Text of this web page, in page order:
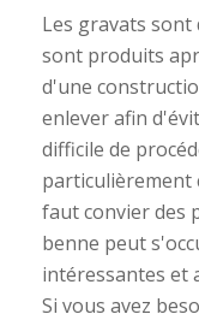
Les gravats sont
sont produits
d'une
enlever afin
difficile de
particulièrement
faut convier des
benne peut
intéressantes et
Si vous avez